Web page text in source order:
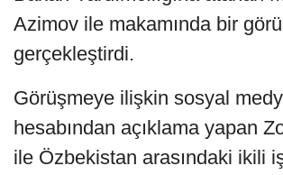
Azimov ile makamında bir
gerçekleştirdi.
Görüşmeye ilişkin sosyal
hesabından açıklama yapan
ile Özbekistan arasındaki ikili